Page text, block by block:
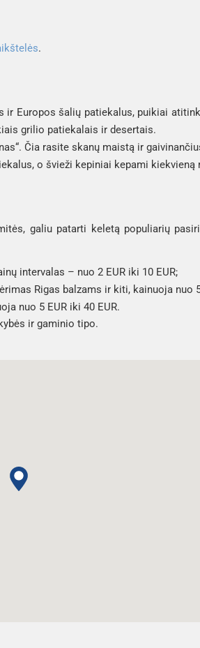
.
Europos šalių patiekalus, puikiai
grilio patiekalais ir desertais.
Čia rasite skanų maistą ir
o švieži kepiniai kepami kiekvieną
galiu patarti keletą populiarių
intervalas – nuo 2 EUR iki 10 EUR;
Rigas balzams ir kiti, kainuoja nuo 5
nuo 5 EUR iki 40 EUR.
ir gaminio tipo.